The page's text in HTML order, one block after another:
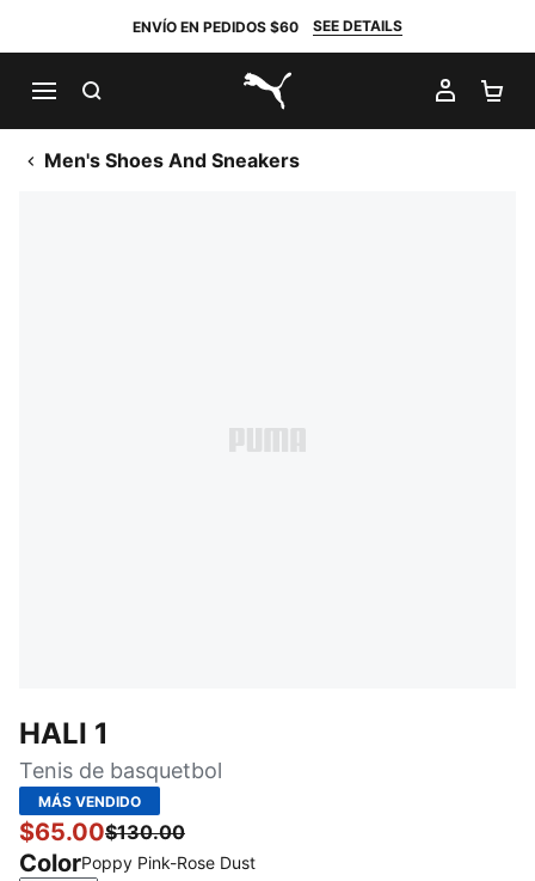
ENVÍO EN PEDIDOS $60 SEE DETAILS
PUMA.com
MI
Men's Shoes And Sneakers
HALI 1
Tenis de basquetbol
MÁS VENDIDO
$65.00$130.00
ColorPoppy Pink-Rose Dust